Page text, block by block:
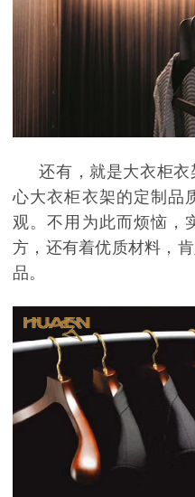
还有，就是大衣柜
心大衣柜衣架的定制品
观。不用为此而烦恼，
方，还有着优质材料，
品。